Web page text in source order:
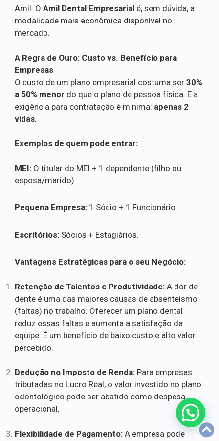
Amil. O Amil Dental Empresarial é, sem dúvida, a
modalidade mais econômica disponível no
mercado.
A Regra de Ouro: Custo vs. Benefício para
Empresas
O custo de um plano empresarial costuma ser 30%
a 50% menor do que o plano de pessoa física. E a
exigência para contratação é mínima: apenas 2
vidas.
Exemplos de quem pode entrar:
MEI: O titular do MEI + 1 dependente (filho ou
esposa/marido).
Pequena Empresa: 1 Sócio + 1 Funcionário.
Escritórios: Sócios + Estagiários.
Vantagens Estratégicas para o seu Negócio:
Retenção de Talentos e Produtividade: A dor de
dente é uma das maiores causas de absenteísmo
(faltas) no trabalho. Oferecer um plano dental
reduz essas faltas e aumenta a satisfação da
equipe. É um benefício de baixo custo e alto valor
percebido.
Dedução no Imposto de Renda: Para empresas
tributadas no Lucro Real, o valor investido no plano
odontológico pode ser abatido como despesa
operacional.
Flexibilidade de Pagamento: A empresa pode